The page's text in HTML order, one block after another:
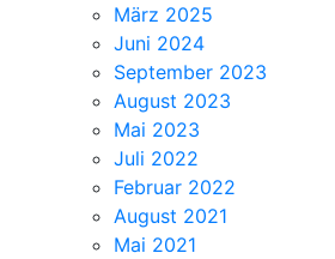
März 2025
Juni 2024
September 2023
August 2023
Mai 2023
Juli 2022
Februar 2022
August 2021
Mai 2021